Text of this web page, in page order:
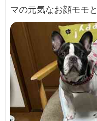
マの元気なお顔モモ